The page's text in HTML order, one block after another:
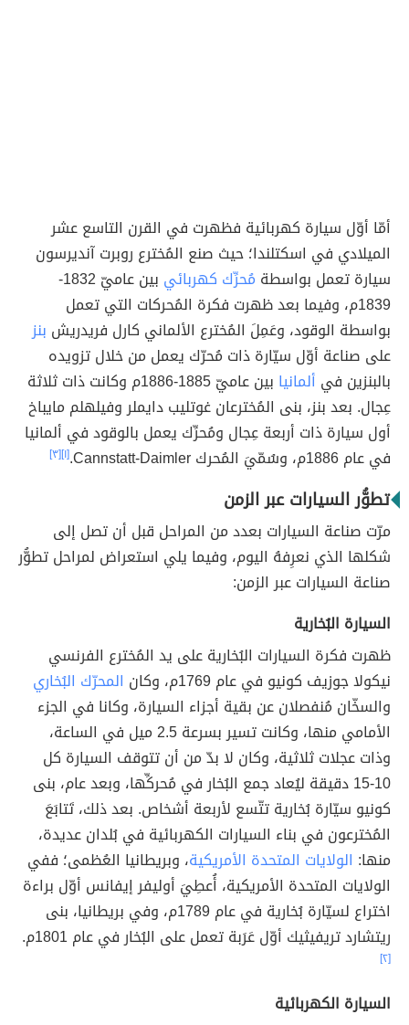
أمّا أوّل سيارة كهربائية فظهرت في القرن التاسع عشر
الميلادي في اسكتلندا؛ حيث صنع المُخترع روبرت آنديرسون
سيارة تعمل بواسطة مُحرِّك كهربائي
بين عاميّ 1832-
1839م، وفيما بعد ظهرت فكرة المُحركات التي تعمل
بواسطة الوقود، وعَمِلَ المُخترع الألماني كارل فريدريش بنز
على صناعة أوّل سيّارة ذات مُحرّك يعمل من خلال تزويده
بالبنزين في ألمانيا
بين عاميّ 1885-1886م وكانت ذات ثلاثة
عِجال. بعد بنز، بنى المُخترعان غوتليب دايملر وفيلهلم مايباخ
أول سيارة ذات أربعة عِجال ومُحرِّك يعمل بالوقود في ألمانيا
في عام 1886م، وسُمّيَ المُحرك Cannstatt-Daimler.
[١] [٣]
تطوُّر السيارات عبر الزمن
مرّت صناعة السيارات بعدد من المراحل قبل أن تصل إلى
شكلها الذي نعرِفهُ اليوم، وفيما يلي استعراض لمراحل تطوُّر
صناعة السيارات عبر الزمن:
السيارة البُخارية
ظهرت فكرة السيارات البُخارية على يد المُخترع الفرنسي
نيكولا جوزيف كونيو في عام 1769م، وكان
المحرّك البُخاري
والسخّان مُنفصلان عن بقية أجزاء السيارة، وكانا في الجزء
الأمامي منها، وكانت تسير بسرعة 2.5 ميل في الساعة،
وذات عجلات ثلاثية، وكان لا بدّ من أن تتوقف السيارة كل
10-15 دقيقة ليُعاد جمع البُخار في مُحركِّها، وبعد عام، بنى
كونيو سيّارة بُخارية تتّسع لأربعة أشخاص. بعد ذلك، تَتابَعَ
المُخترعون في بناء السيارات الكهربائية في بُلدان عديدة،
منها: الولايات المتحدة الأمريكية، وبريطانيا العُظمى؛ ففي
الولايات المتحدة الأمريكية، أُعطِيَ أوليفر إيفانس أوّل براءة
اختراع لسيّارة بُخارية في عام 1789م، وفي بريطانيا، بنى
ريتشارد تريفيثيك أوّل عَرَبة تعمل على البُخار في عام 1801م.
[٢]
السيارة الكهربائية